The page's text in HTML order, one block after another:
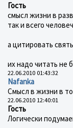
Гость
смысл жизни в
так и всего
а цитировать
их надо читать не
22.06.2010 01:43:32
Nafanka
Смысл в жизни в
22.06.2010 12:40:01
Гость
Логически